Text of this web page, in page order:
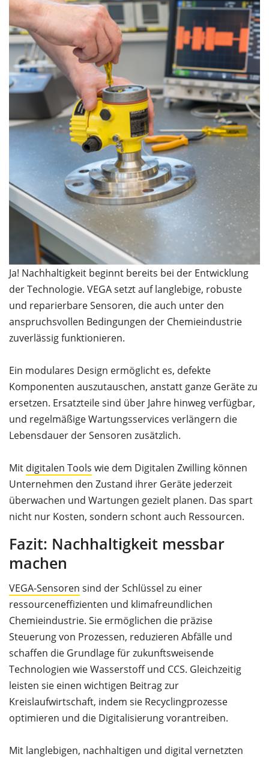
Ja! Nachhaltigkeit beginnt bereits bei der Entwicklung
der Technologie. VEGA setzt auf langlebige, robuste
und reparierbare Sensoren, die auch unter den
anspruchsvollen Bedingungen der Chemieindustrie
zuverlässig funktionieren.
Ein modulares Design ermöglicht es, defekte
Komponenten auszutauschen, anstatt ganze Geräte zu
ersetzen. Ersatzteile sind über Jahre hinweg verfügbar,
und regelmäßige Wartungsservices verlängern die
Lebensdauer der Sensoren zusätzlich.
Mit digitalen Tools wie dem Digitalen Zwilling können
Unternehmen den Zustand ihrer Geräte jederzeit
überwachen und Wartungen gezielt planen. Das spart
nicht nur Kosten, sondern schont auch Ressourcen.
Fazit: Nachhaltigkeit messbar
machen
VEGA-Sensoren sind der Schlüssel zu einer
ressourceneffizienten und klimafreundlichen
Chemieindustrie. Sie ermöglichen die präzise
Steuerung von Prozessen, reduzieren Abfälle und
schaffen die Grundlage für zukunftsweisende
Technologien wie Wasserstoff und CCS. Gleichzeitig
leisten sie einen wichtigen Beitrag zur
Kreislaufwirtschaft, indem sie Recyclingprozesse
optimieren und die Digitalisierung vorantreiben.
Mit langlebigen, nachhaltigen und digital vernetzten